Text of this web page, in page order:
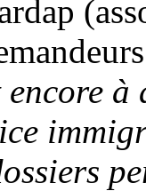
à